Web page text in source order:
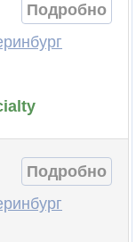
Подробно
Подробно